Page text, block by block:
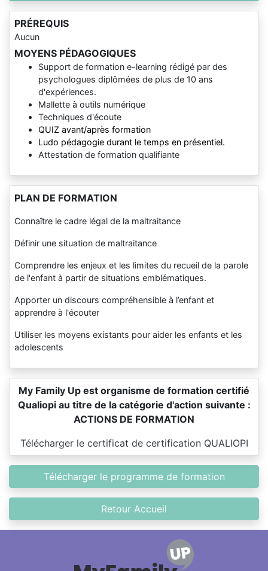
PRÉREQUIS
Aucun
MOYENS PÉDAGOGIQUES
Support de formation e-learning rédigé par des
psychologues diplômées de plus de 10 ans
d'expériences.
Mallette à outils numérique
Techniques d'écoute
QUIZ avant/après formation
Ludo pédagogie durant le temps en présentiel.
Attestation de formation qualifiante
PLAN DE FORMATION
Connaître le cadre légal de la maltraitance
Définir une situation de maltraitance
Comprendre les enjeux et les limites du recueil de la parole
de l'enfant à partir de situations emblématiques.
Apporter un discours compréhensible à l’enfant et
apprendre à l'écouter
Utiliser les moyens existants pour aider les enfants et les
adolescents
My Family Up est organisme de formation certifié
Qualiopi au titre de la catégorie d'action suivante :
ACTIONS DE FORMATION
Télécharger le certificat de certification QUALIOPI
Télécharger le programme de formation
Retour Accueil